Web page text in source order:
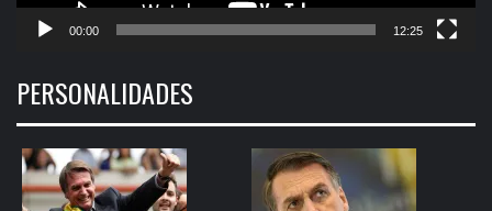
00:00 12:25
PERSONALIDADES